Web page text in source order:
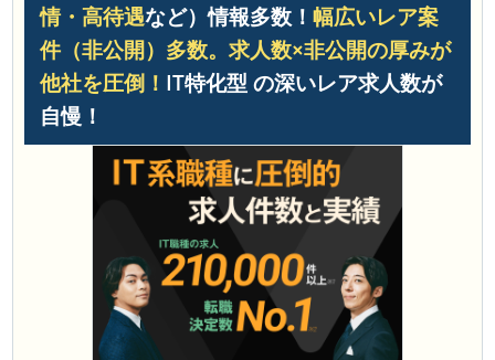
情・高待遇など）情報多数！ 幅広いレア案
件（非公開）多数。 求人数×非公開の厚みが
他社を圧倒！ IT特化型 の深いレア求人数が
自慢！